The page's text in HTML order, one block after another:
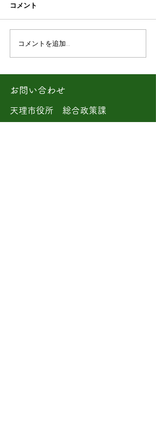
第19回ふくふく市レポー
ト(2026/ 1/10)
コメント
コメントを追加…
お問い合わせ
天理市役所 総合政策課